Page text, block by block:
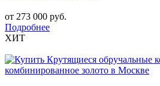
от 273 000 руб.
Подробнее
ХИТ